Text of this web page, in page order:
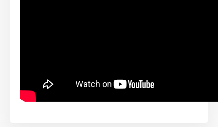
textíliából készült. A kutyusnak nem okoz
problémát a viselése, és jól tart a nyakán. A nyakörv
hossza15 és 72 cm közöttállítható.